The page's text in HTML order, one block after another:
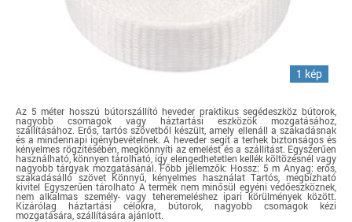
1 kép
Az 5 méter hosszú bútorszállító heveder praktikus segédeszköz bútorok,
nagyobb csomagok vagy háztartási eszközök mozgatásához,
szállításához. Erős, tartós szövetből készült, amely ellenáll a szakadásnak
és a mindennapi igénybevételnek. A heveder segít a terhek biztonságos és
kényelmes rögzítésében, megkönnyíti az emelést és a szállítást. Egyszerűen
használható, könnyen tárolható, így elengedhetetlen kellék költözésnél vagy
nagyobb tárgyak mozgatásánál. Főbb jellemzők: Hossz: 5 m Anyag: erős,
szakadásálló szövet Könnyű, kényelmes használat Tartós, megbízható
kivitel Egyszerűen tárolható A termék nem minősül egyéni védőeszköznek,
nem alkalmas személy- vagy teheremeléshez ipari körülmények között.
Kizárólag háztartási célokra, bútorok, nagyobb csomagok kézi
mozgatására, szállítására ajánlott.